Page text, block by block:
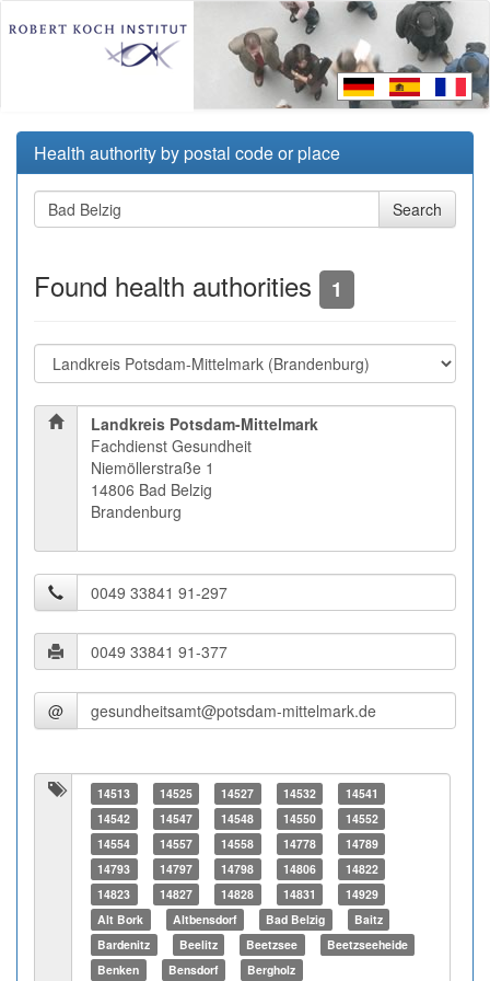
Health authority by postal code or place
Found health authorities 1
Landkreis Potsdam-Mittelmark
Fachdienst Gesundheit
Niemöllerstraße 1
14806 Bad Belzig
Brandenburg
@
14513 14525 14527 14532
14541
14542
14547 14548 14550
14552
14554
14557 14558 14778
14789
14793
14797 14798 14806
14822
14823
14827 14828 14831
14929
Alt Bork
Altbensdorf Bad Belzig
Baitz
Bardenitz
Beelitz Beetzsee
Beetzseeheide
Benken
Bensdorf Bergholz